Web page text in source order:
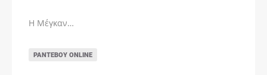
Η Μέγκαν…
ΡΑΝΤΕΒΟΎ ONLINE